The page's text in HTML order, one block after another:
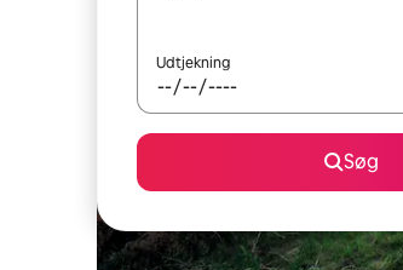
Udtjekning
Søg